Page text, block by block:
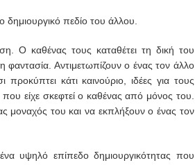
δημιουργικό πεδίο του άλλου.
Ο καθένας τους καταθέτει τη δική του
φαντασία. Αντιμετωπίζουν ο ένας τον άλλο
κάτι καινούριο, ιδέες για τους
είχε σκεφτεί ο καθένας από μόνος του.
του και να εκπλήξουν ο ένας τον
υψηλό επίπεδο δημιουργικότητας που